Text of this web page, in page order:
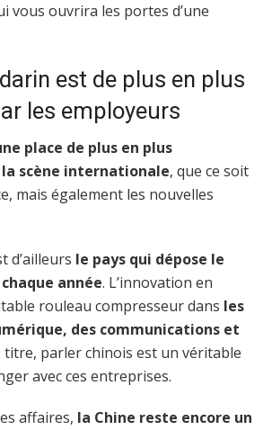
vous ouvrira les portes d’une
est de plus en plus
les employeurs
place de plus en plus
scène internationale, que ce soit
mais également les nouvelles
d’ailleurs le pays qui dépose le
année. L’innovation en
rouleau compresseur dans les
des communications et
titre, parler chinois est un véritable
avec ces entreprises.
affaires, la Chine reste encore un